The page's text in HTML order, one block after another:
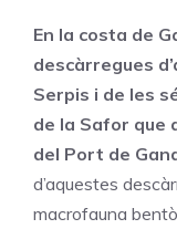
En la costa de
descàrregues
Serpis i de les
de la Safor que
del Port de
d’aquestes
macrofauna